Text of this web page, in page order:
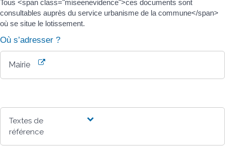
Tous <span class="miseenevidence">ces documents sont
consultables auprès du service urbanisme de la commune</span>
où se situe le lotissement.
Où s’adresser ?
Mairie
Textes de
référence